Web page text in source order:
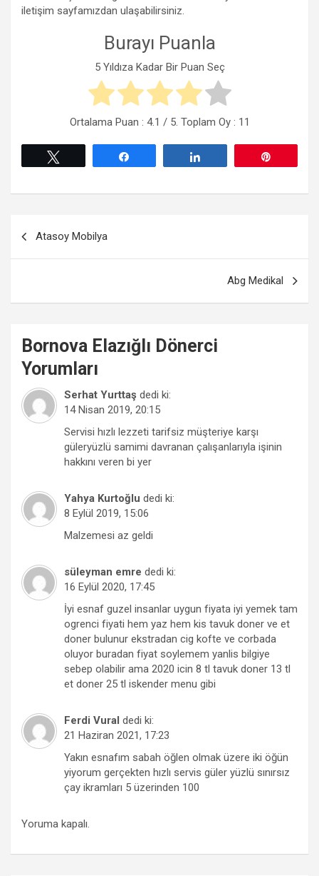
iletişim sayfamızdan ulaşabilirsiniz.
Burayı Puanla
5 Yıldıza Kadar Bir Puan Seç
Ortalama Puan : 4.1 / 5. Toplam Oy : 11
gezinmesi
Atasoy Mobilya
Abg Medikal
Bornova Elazığlı Dönerci
Yorumları
Serhat Yurttaş dedi ki:
14 Nisan 2019, 20:15
Servisi hızlı lezzeti tarifsiz müşteriye karşı
güleryüzlü samimi davranan çalışanlarıyla işinin
hakkını veren bi yer
Yahya Kurtoğlu dedi ki:
8 Eylül 2019, 15:06
Malzemesi az geldi
süleyman emre dedi ki:
16 Eylül 2020, 17:45
İyi esnaf guzel insanlar uygun fiyata iyi yemek tam
ogrenci fiyati hem yaz hem kis tavuk doner ve et
doner bulunur ekstradan cig kofte ve corbada
oluyor buradan fiyat soylemem yanlis bilgiye
sebep olabilir ama 2020 icin 8 tl tavuk doner 13 tl
et doner 25 tl iskender menu gibi
Ferdi Vural dedi ki:
21 Haziran 2021, 17:23
Yakın esnafım sabah öğlen olmak üzere iki öğün
yiyorum gerçekten hızlı servis güler yüzlü sınırsız
çay ikramları 5 üzerinden 100
Yoruma kapalı.